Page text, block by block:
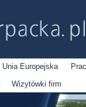
Unia Europejska
Wizytówki firm